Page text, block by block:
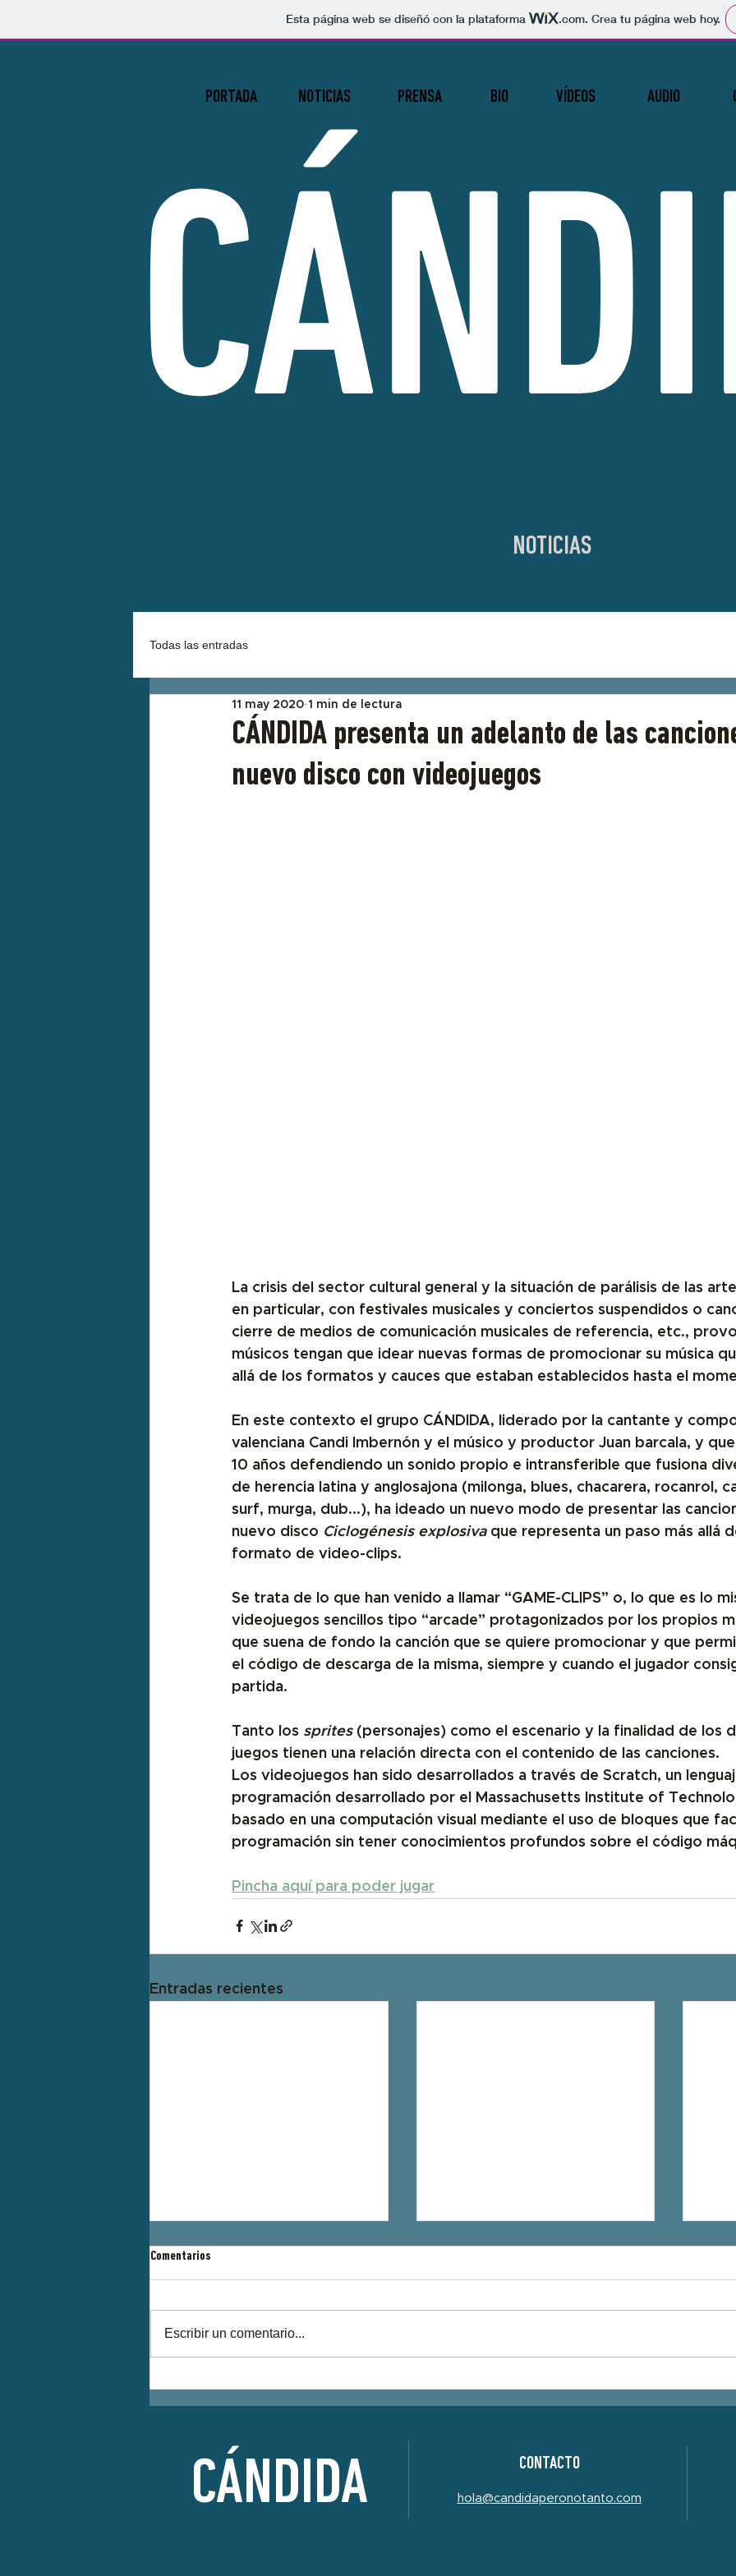
Esta página web se diseñó con la plataforma .com. Crea tu página web hoy.
NOTICIAS
Todas las entradas
CÁNDIDA presenta un adelanto de las
nuevo disco con videojuegos
11 may 2020 1 min de lectura
La crisis del sector cultural general y la situación de parálisis de las
en particular, con festivales musicales y conciertos suspendidos o
cierre de medios de comunicación musicales de referencia, etc.,
músicos tengan que idear nuevas formas de promocionar su música
allá de los formatos y cauces que estaban establecidos hasta el
En este contexto el grupo CÁNDIDA, liderado por la cantante y
valenciana Candi Imbernón y el músico y productor Juan barcala, y
10 años defendiendo un sonido propio e intransferible que fusiona
de herencia latina y anglosajona (milonga, blues, chacarera, rocanrol,
surf, murga, dub...), ha ideado un nuevo modo de presentar las
nuevo disco Ciclogénesis explosiva que representa un paso más allá
formato de video-clips.
Se trata de lo que han venido a llamar “GAME-CLIPS” o, lo que es lo
videojuegos sencillos tipo “arcade” protagonizados por los propios
que suena de fondo la canción que se quiere promocionar y que
el código de descarga de la misma, siempre y cuando el jugador
partida.
Tanto los sprites (personajes) como el escenario y la finalidad de los
juegos tienen una relación directa con el contenido de las canciones.
Los videojuegos han sido desarrollados a través de Scratch, un
programación desarrollado por el Massachusetts Institute of
basado en una computación visual mediante el uso de bloques que
programación sin tener conocimientos profundos sobre el código
Pincha aquí para poder jugar
Entradas recientes
Comentarios
Escribir un comentario...
PORTADA NOTICIAS PRENSA BIO VÍDEOS AUDIO
CÁNDIDA CONTACTO
hola@candidaperonotanto.com